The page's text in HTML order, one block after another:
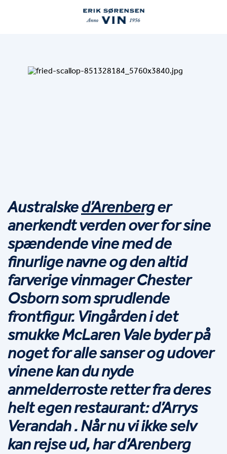
Australske d’Arenberg er
anerkendt verden over for sine
spændende vine med de
finurlige navne og den altid
farverige vinmager Chester
Osborn som sprudlende
frontfigur. Vingården i det
smukke McLaren Vale byder på
noget for alle sanser og udover
vinene kan du nyde
anmelderroste retter fra deres
helt egen restaurant: d’Arrys
Verandah . Når nu vi ikke selv
kan rejse ud, har d’Arenberg